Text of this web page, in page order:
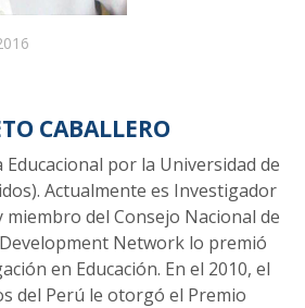
CABALLERO
por la Universidad de
Actualmente es Investigador
miembro del Consejo Nacional de
Development Network lo premió
en Educación. En el 2010, el
del Perú le otorgó el Premio